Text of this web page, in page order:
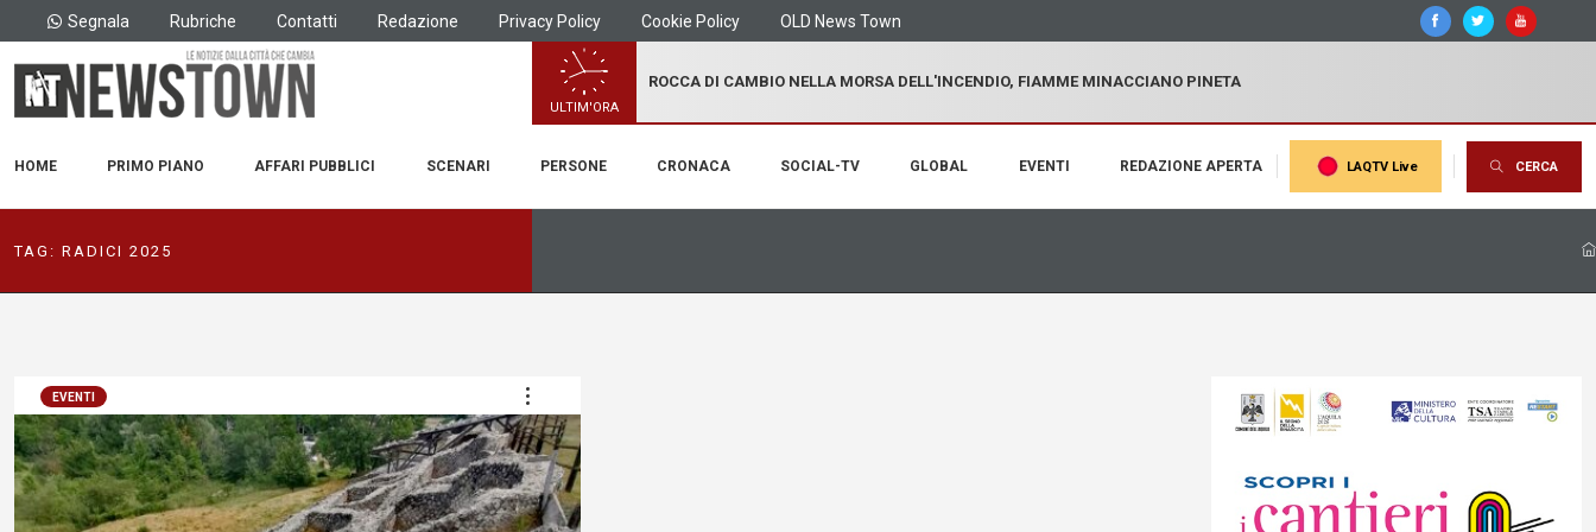
Segnala Rubriche Contatti Redazione Privacy Policy Cookie Policy OLD News Town
ULTIM'ORA
ROCCA DI CAMBIO NELLA MORSA DELL'INCENDIO, FIAMME MINACCIANO PINETA
HOME PRIMO PIANO AFFARI PUBBLICI SCENARI PERSONE CRONACA SOCIAL-TV GLOBAL EVENTI REDAZIONE APERTA LAQTV Live CERCA
TAG: RADICI 2025
EVENTI